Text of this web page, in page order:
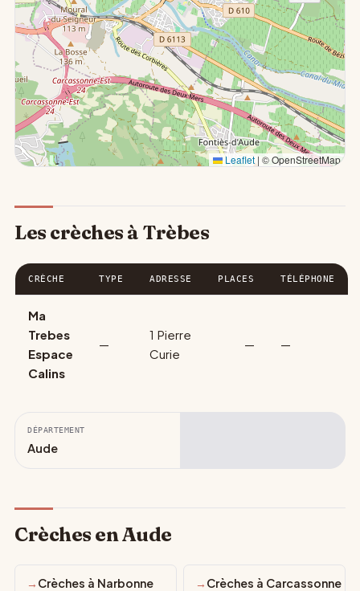
Leaflet | © OpenStreetMap
Les crèches à Trèbes
CRÈCHE TYPE ADRESSE PLACES TÉLÉPHONE
Ma
Trebes
Espace
Calins
—
1 Pierre
Curie
— —
DÉPARTEMENT
Aude
Crèches en Aude
Crèches à Narbonne Crèches à Carcassonne